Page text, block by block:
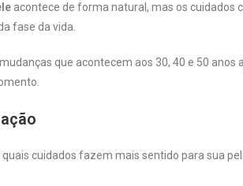
acontece de forma natural, mas os cuidados
fase da vida.
que acontecem aos 30, 40 e 50
cuidados fazem mais sentido para sua